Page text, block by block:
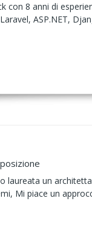
con 8 anni di
ASP.NET,
laureata un
Mi piace un